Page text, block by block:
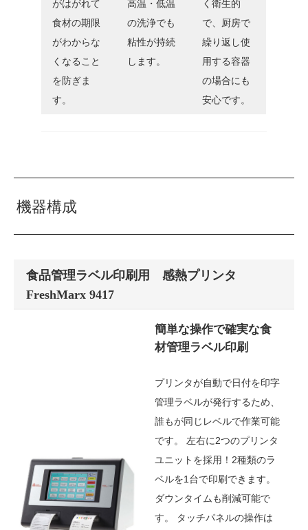
がはがれて
食材の期限
がわからな
くなること
を防ぎま
す。
高温・低温
の洗浄でも
粘性が持続
します。
く衛生的
で、厨房で
繰り返し使
用する容器
の場合にも
安心です。
機器構成
食品管理ラベル印刷用 感熱プリンタ
FreshMarx 9417
簡単な操作で確実な食
材管理ラベル印刷
プリンタが自動で日付を印字
管理ラベルが発行するため、
誰もが同じレベルで作業可能
です。 左右に2つのプリンタ
ユニットを採用！2種類のラ
ベルを1台で印刷できます。
ダウンタイムも削減可能で
す。 タッチパネルの操作は